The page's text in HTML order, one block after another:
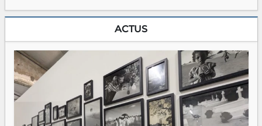
ACTUS